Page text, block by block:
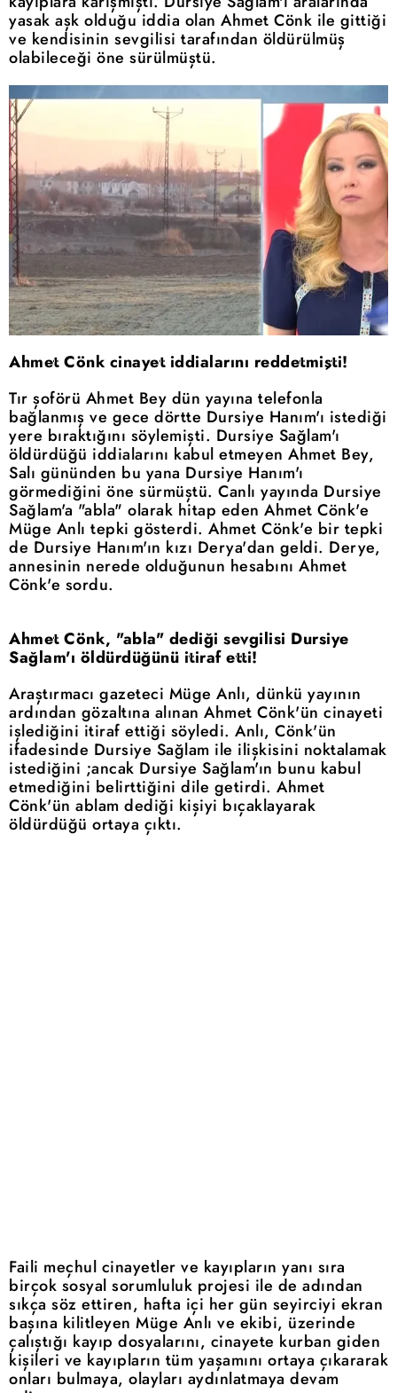
yasak aşk olduğu iddia olan Ahmet Cönk ile gittiği
ve kendisinin sevgilisi tarafından öldürülmüş
olabileceği öne sürülmüştü.
Ahmet Cönk cinayet iddialarını reddetmişti!
Tır şoförü Ahmet Bey dün yayına telefonla
bağlanmış ve gece dörtte Dursiye Hanım'ı istediği
yere bıraktığını söylemişti. Dursiye Sağlam'ı
öldürdüğü iddialarını kabul etmeyen Ahmet Bey,
Salı gününden bu yana Dursiye Hanım'ı
görmediğini öne sürmüştü. Canlı yayında Dursiye
Sağlam'a "abla" olarak hitap eden Ahmet Cönk'e
Müge Anlı tepki gösterdi. Ahmet Cönk'e bir tepki
de Dursiye Hanım'ın kızı Derya'dan geldi. Derye,
annesinin nerede olduğunun hesabını Ahmet
Cönk'e sordu.
Ahmet Cönk, "abla" dediği sevgilisi Dursiye
Sağlam'ı öldürdüğünü itiraf etti!
Araştırmacı gazeteci Müge Anlı, dünkü yayının
ardından gözaltına alınan Ahmet Cönk'ün cinayeti
işlediğini itiraf ettiği söyledi. Anlı, Cönk'ün
ifadesinde Dursiye Sağlam ile ilişkisini noktalamak
istediğini ;ancak Dursiye Sağlam'ın bunu kabul
etmediğini belirttiğini dile getirdi. Ahmet
Cönk'ün ablam dediği kişiyi bıçaklayarak
öldürdüğü ortaya çıktı.
Faili meçhul cinayetler ve kayıpların yanı sıra
birçok sosyal sorumluluk projesi ile de adından
sıkça söz ettiren, hafta içi her gün seyirciyi ekran
başına kilitleyen Müge Anlı ve ekibi, üzerinde
çalıştığı kayıp dosyalarını, cinayete kurban giden
kişileri ve kayıpların tüm yaşamını ortaya çıkararak
onları bulmaya, olayları aydınlatmaya devam